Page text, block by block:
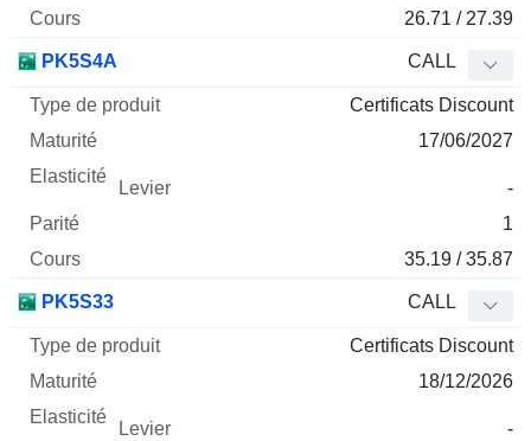
26.71 / 27.39
PK5S4A CALL
Certificats Discount
17/06/2027
-
1
35.19 / 35.87
PK5S33 CALL
Certificats Discount
18/12/2026
-